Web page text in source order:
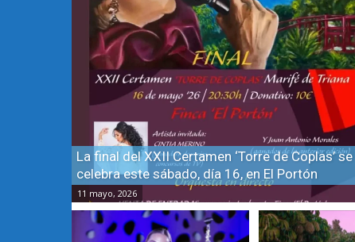
La final del XXII Certamen ‘Torre de Coplas’ se
celebra este sábado, día 16, en El Portón
11 mayo, 2026